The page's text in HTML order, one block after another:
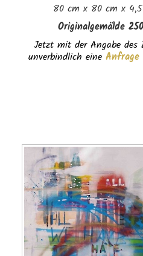
80 cm x 80 cm x
Originalgemälde
Jetzt mit der Angabe des
unverbindlich eine Anfrage